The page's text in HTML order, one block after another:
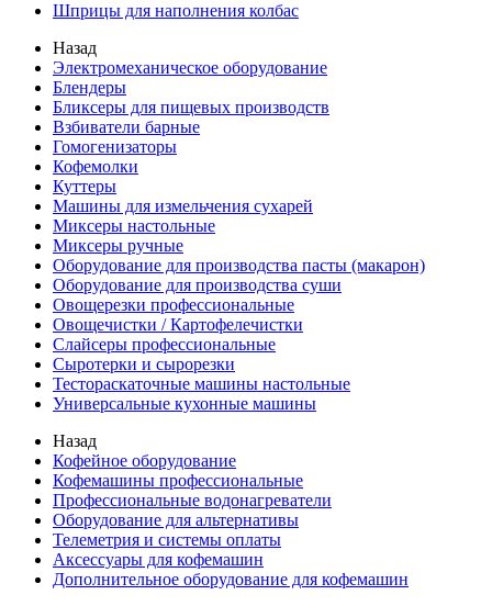
Шприцы для наполнения колбас
Назад
Электромеханическое оборудование
Блендеры
Бликсеры для пищевых производств
Взбиватели барные
Гомогенизаторы
Кофемолки
Куттеры
Машины для измельчения сухарей
Миксеры настольные
Миксеры ручные
Оборудование для производства пасты (макарон)
Оборудование для производства суши
Овощерезки профессиональные
Овощечистки / Картофелечистки
Слайсеры профессиональные
Сыротерки и сырорезки
Тестораскаточные машины настольные
Универсальные кухонные машины
Назад
Кофейное оборудование
Кофемашины профессиональные
Профессиональные водонагреватели
Оборудование для альтернативы
Телеметрия и системы оплаты
Аксессуары для кофемашин
Дополнительное оборудование для кофемашин